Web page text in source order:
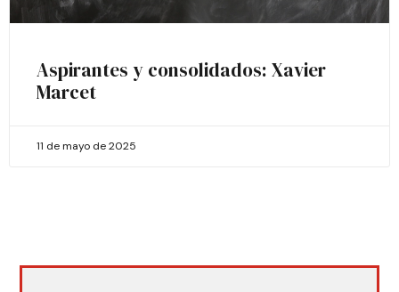
Aspirantes y consolidados: Xavier
Marcet
11 de mayo de 2025